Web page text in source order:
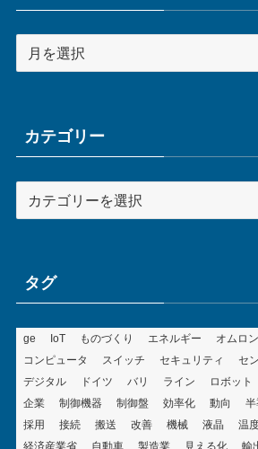
ー
ブカテゴリー
ータグ
ge IoT ものづくり エネルギー オムロン
コンピュータ
スイッチ セキュリティ セ
デジタル
ドイツ バリ ライン ロボット
企業
制御機器 制御盤 効率化 動向
採用
接続 搬送 改善 機械 液晶 温
経済産業省
自動車 製造業 見える化 輸